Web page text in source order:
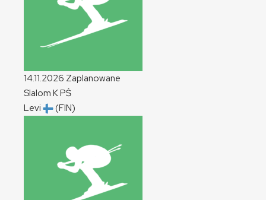
14.11.2026 Zaplanowane
Slalom KPŚ
Levi
(FIN)